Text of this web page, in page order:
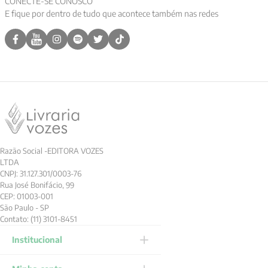
E fique por dentro de tudo que acontece também nas redes
Razão Social -EDITORA VOZES
LTDA
CNPJ: 31.127.301/0003-76
Rua José Bonifácio, 99
CEP: 01003-001
São Paulo - SP
Contato: (11) 3101-8451
Institucional
9º aristoteles
10º psicologia